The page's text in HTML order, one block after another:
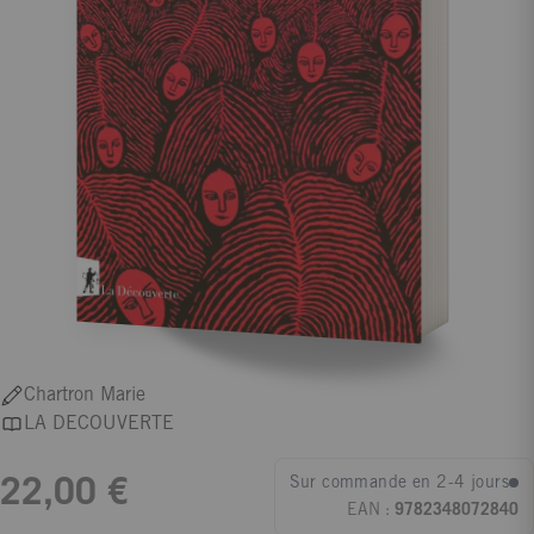
Chartron Marie
LA DECOUVERTE
22,00 €
Sur commande en 2-4 jours
EAN : 9782348072840